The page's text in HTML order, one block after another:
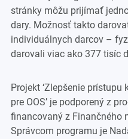
stránky môžu prijímať
dary. Možnosť takto
individuálnych darcov –
darovali viac ako 377 tisíc
Projekt ‘Zlepšenie
pre OOS’ je podporený z
financovaný z Finančného
Správcom programu je